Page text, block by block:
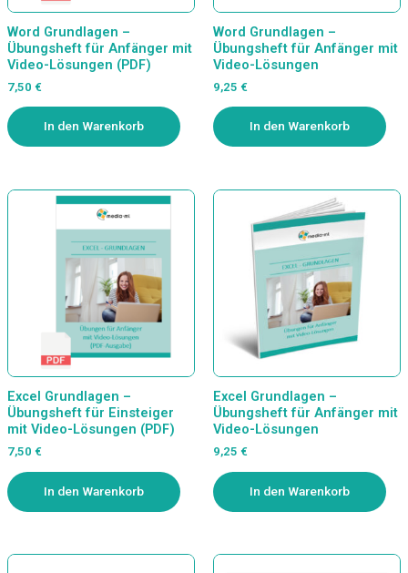
Word Grundlagen –
Übungsheft für Anfänger mit
Video-Lösungen (PDF)
7,50 €
In den Warenkorb
Word Grundlagen –
Übungsheft für Anfänger mit
Video-Lösungen
9,25 €
In den Warenkorb
Excel Grundlagen –
Übungsheft für Einsteiger
mit Video-Lösungen (PDF)
7,50 €
In den Warenkorb
Excel Grundlagen –
Übungsheft für Anfänger mit
Video-Lösungen
9,25 €
In den Warenkorb